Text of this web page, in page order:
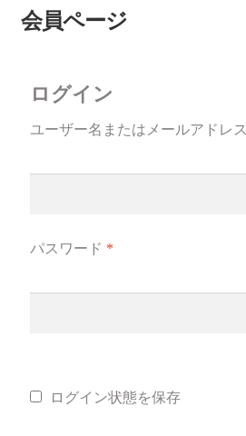
ヌメ革
アウトレット
聖書カバー
ブログ
会員ページ
ログイン
ユーザー名またはメールアドレス
パスワード *
ログイン状態を保存